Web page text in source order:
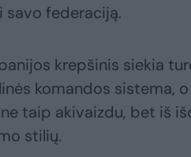
federaciją.
krepšinis siekia
komandos sistema, o
taip akivaizdu, bet iš
stilių.